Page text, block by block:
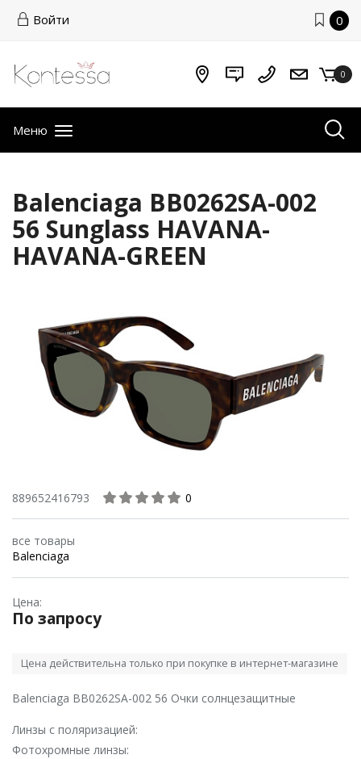
Войти 0
0
Меню
Balenciaga BB0262SA-002
56 Sunglass HAVANA-
HAVANA-GREEN
889652416793 0
все товары
Balenciaga
Цена:
По запросу
Цена действительна только при покупке в интернет-магазине
Balenciaga BB0262SA-002 56 Очки солнцезащитные
Линзы с поляризацией:
Фотохромные линзы: